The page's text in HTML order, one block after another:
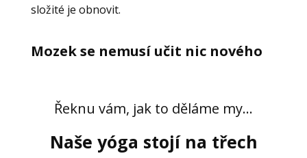
složité je obnovit.
Mozek se nemusí učit nic nového
Řeknu vám, jak to děláme my...
Naše yóga stojí na třech